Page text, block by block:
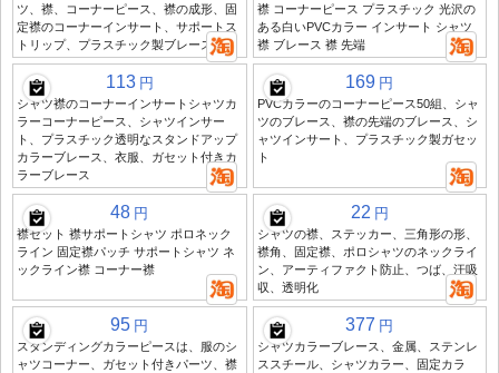
ツ、襟、コーナーピース、襟の成形、固
定襟のコーナーインサート、サポートス
トリップ、プラスチック製ブレース
襟 コーナーピース プラスチック 光沢の
ある白いPVCカラー インサート シャツ
襟 ブレース 襟 先端
113 円
シャツ襟のコーナーインサートシャツカ
ラーコーナーピース、シャツインサー
ト、プラスチック透明なスタンドアップ
カラーブレース、衣服、ガセット付きカ
ラーブレース
169 円
PVCカラーのコーナーピース50組、シャ
ツのブレース、襟の先端のブレース、シ
ャツインサート、プラスチック製ガセッ
ト
48 円
襟セット 襟サポートシャツ ポロネック
ライン 固定襟パッチ サポートシャツ ネ
ックライン襟 コーナー襟
22 円
シャツの襟、ステッカー、三角形の形、
襟角、固定襟、ポロシャツのネックライ
ン、アーティファクト防止、つば、汗吸
収、透明化
95 円
スタンディングカラーピースは、服のシ
ャツコーナー、ガセット付きパーツ、襟
377 円
シャツカラーブレース、金属、ステンレ
ススチール、シャツカラー、固定カラ